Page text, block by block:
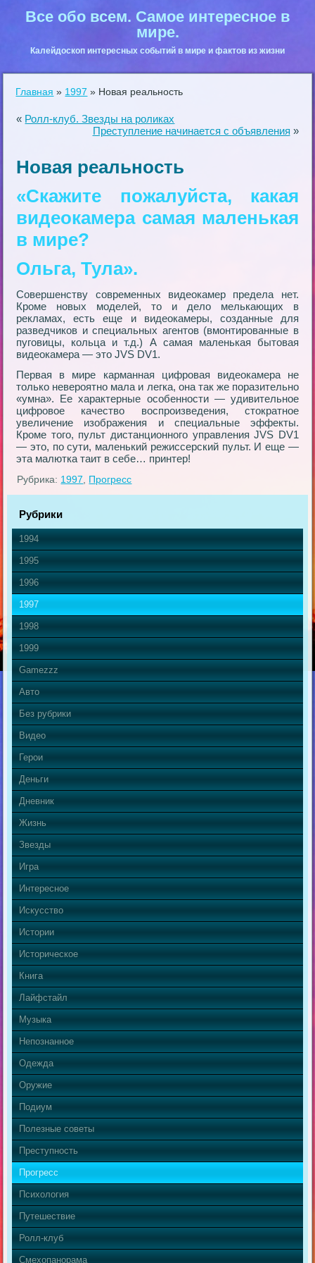
Все обо всем. Самое интересное в
мире.
Калейдоскоп интересных событий в мире и фактов из жизни
Главная » 1997 » Новая реальность
« Ролл-клуб. Звезды на роликах
Преступление начинается с объявления »
Новая реальность
«Скажите пожалуйста, какая
видеокамера самая маленькая
в мире?
Ольга, Тула».
Совершенству современных видеокамер предела нет.
Кроме новых моделей, то и дело мелькающих в
рекламах, есть еще и видеокамеры, созданные для
разведчиков и специальных агентов (вмонтированные в
пуговицы, кольца и т.д.) А самая маленькая бытовая
видеокамера — это JVS DV1.
Первая в мире карманная цифровая видеокамера не
только невероятно мала и легка, она так же поразительно
«умна». Ее характерные особенности — удивительное
цифровое качество воспроизведения, стократное
увеличение изображения и специальные эффекты.
Кроме того, пульт дистанционного управления JVS DV1
— это, по сути, маленький режиссерский пульт. И еще —
эта малютка таит в себе… принтер!
Рубрика: 1997, Прогресс
Рубрики
1994
1995
1996
1997
1998
1999
Gamezzz
Авто
Без рубрики
Видео
Герои
Деньги
Дневник
Жизнь
Звезды
Игра
Интересное
Искусство
Истории
Историческое
Книга
Лайфстайл
Музыка
Непознанное
Одежда
Оружие
Подиум
Полезные советы
Преступность
Прогресс
Психология
Путешествие
Ролл-клуб
Смехопанорама